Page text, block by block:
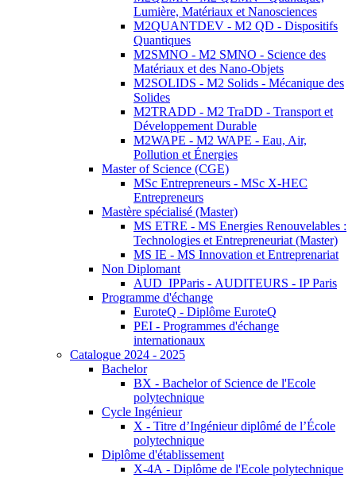
Lumière, Matériaux et Nanosciences
M2QUANTDEV - M2 QD - Dispositifs
Quantiques
M2SMNO - M2 SMNO - Science des
Matériaux et des Nano-Objets
M2SOLIDS - M2 Solids - Mécanique des
Solides
M2TRADD - M2 TraDD - Transport et
Développement Durable
M2WAPE - M2 WAPE - Eau, Air,
Pollution et Énergies
Master of Science (CGE)
MSc Entrepreneurs - MSc X-HEC
Entrepreneurs
Mastère spécialisé (Master)
MS ETRE - MS Energies Renouvelables :
Technologies et Entrepreneuriat (Master)
MS IE - MS Innovation et Entreprenariat
Non Diplomant
AUD_IPParis - AUDITEURS - IP Paris
Programme d'échange
EuroteQ - Diplôme EuroteQ
PEI - Programmes d'échange
internationaux
Catalogue 2024 - 2025
Bachelor
BX - Bachelor of Science de l'Ecole
polytechnique
Cycle Ingénieur
X - Titre d’Ingénieur diplômé de l’École
polytechnique
Diplôme d'établissement
X-4A - Diplôme de l'Ecole polytechnique